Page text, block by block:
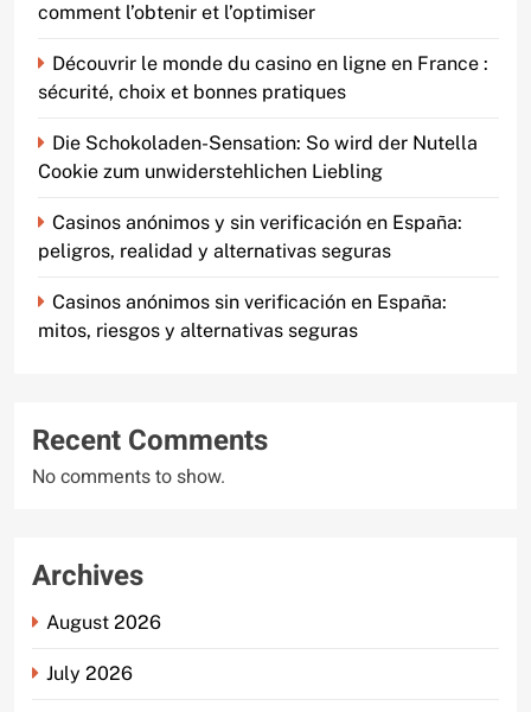
comment l’obtenir et l’optimiser
Découvrir le monde du casino en ligne en France :
sécurité, choix et bonnes pratiques
Die Schokoladen-Sensation: So wird der Nutella
Cookie zum unwiderstehlichen Liebling
Casinos anónimos y sin verificación en España:
peligros, realidad y alternativas seguras
Casinos anónimos sin verificación en España:
mitos, riesgos y alternativas seguras
Recent Comments
No comments to show.
Archives
August 2026
July 2026